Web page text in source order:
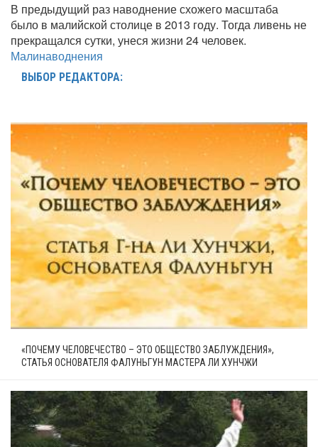
В предыдущий раз наводнение схожего масштаба
было в малийской столице в 2013 году. Тогда ливень не
прекращался сутки, унеся жизни 24 человек.
Малинаводнения
ВЫБОР РЕДАКТОРА:
«ПОЧЕМУ ЧЕЛОВЕЧЕСТВО – ЭТО ОБЩЕСТВО ЗАБЛУЖДЕНИЯ»,
СТАТЬЯ ОСНОВАТЕЛЯ ФАЛУНЬГУН МАСТЕРА ЛИ ХУНЧЖИ